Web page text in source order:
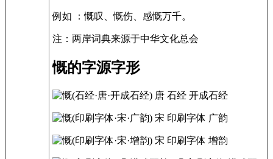
例如 ：慨叹、慨伤、感慨万千。
注：两岸词典来源于中华文化总会
慨的字源字形
唐 石经 开成石经
宋 印刷字体 广韵
宋 印刷字体 增韵